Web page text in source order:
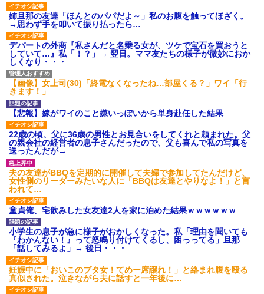
姉旦那の友達「ほんとのパパだよ～」私のお腹を触ってほざく。
→思わず手を叩いて振り払ったら…
デパートの外商『私さんだと名乗る女が、ツケで宝石を買おうと
していて…』私「！？」→ 翌日。ママ友たちの様子が微妙におか
しくなり・・・
【画像】女上司(30)「終電なくなったね…部屋くる？」ワイ「行
きます！」
【悲報】嫁がワイのこと嫌いっぽいから単身赴任した結果
22歳の頃、父に36歳の男性とお見合いをしてくれと頼まれた。父
の親会社の経営者の息子さんだったので、父も喜んで私の写真を
送ったんだが→
夫の友達がBBQを定期的に開催して夫婦で参加してたんだけど、
女性側のリーダーみたいな人に「BBQは友達とやりなよ！」と言
われて…
童貞俺、宅飲みした女友達2人を家に泊めた結果ｗｗｗｗｗｗ
小学生の息子が急に様子がおかしくなった。私「理由を聞いても
『わかんない！』って怒鳴り付けてくるし、困っってる」旦那
「話してみるよ」→ 後日・・・
妊娠中に「おいこのブタ女！てめー席譲れ！」と絡まれ腹を殴る
真似された。泣きながら夫に話すと一年後に…